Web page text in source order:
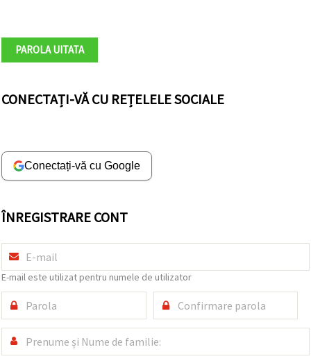
utilizați
toate
cookie -
site!" Sau să
vă indicați
un tip de
cookie -uri
dat și
Аcceptati
toate!
PAROLA UITATA
CONECTAȚI-VĂ CU REȚELELE SOCIALE
Conectați-vă cu Google
ÎNREGISTRARE CONT
E-mail este utilizat pentru numele de utilizator